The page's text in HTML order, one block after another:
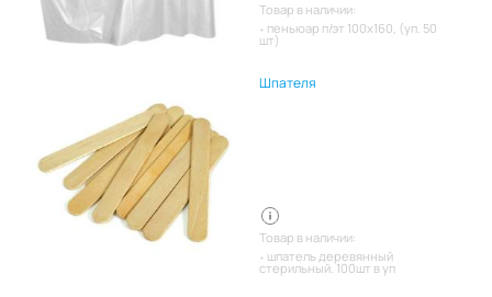
Товар в наличии:
пеньюар п/эт 100х160, (уп. 50
шт)
Шпателя
Товар в наличии:
шпатель деревянный
стерильный. 100шт в уп